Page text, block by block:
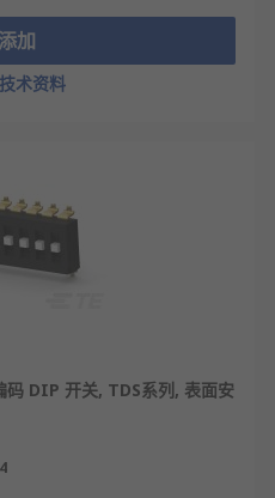
单刀单掷（SPST）
电路信号的有无或流
或参数设定。
合金），确保通断时
电阻。
如设备地址编码）。
，确保拨片切换后能
，避免误触发。
区别
添加
术资料
DIP 开关, TDS系列, 表面安